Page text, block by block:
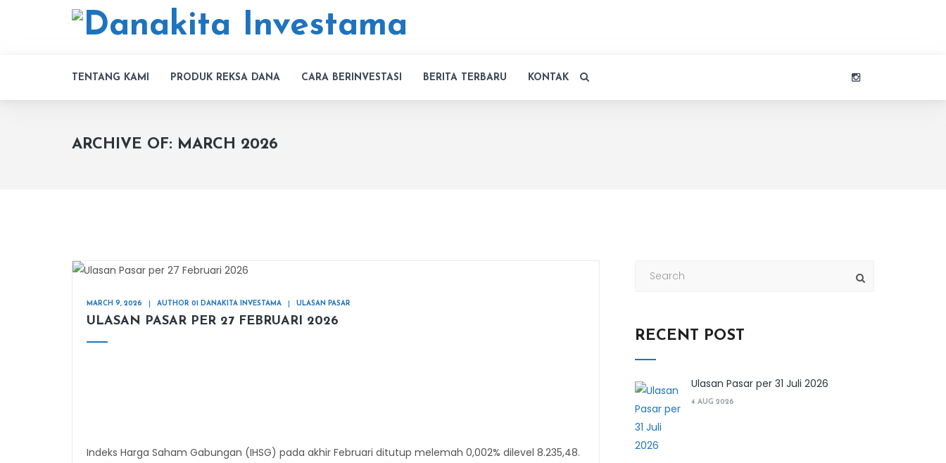
TENTANG KAMI PRODUK REKSA DANA CARA BERINVESTASI BERITA TERBARU KONTAK
ARCHIVE OF: MARCH 2026
MARCH 9, 2026 AUTHOR 01 DANAKITA INVESTAMA ULASAN PASAR
ULASAN PASAR PER 27 FEBRUARI 2026
Indeks Harga Saham Gabungan (IHSG) pada akhir Februari ditutup melemah 0,002% dilevel 8.235,48.
RECENT POST
Ulasan Pasar per 31 Juli 2026
4 AUG 2026